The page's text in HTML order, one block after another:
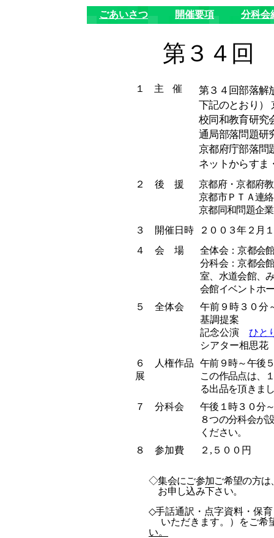
ごあいさつ 開催要項 分科会
第３４
１ 主 催
第３４回部落解
下記のとおり）
校同和教育研究
通局部落問題研
京都府庁部落問
ネットからすま
２ 後 援
京都府・京都府
京都市ＰＴＡ連
京都同和問題企
３ 開催日時
２００３年２月
４ 会 場
全体会：京都会
分科会：京都会
室、水道会館、
会館イベントホ
５ 全体会
午前９時３０分
基調提案
記念公演 ひと
シアター相思花
６ 人権作品
展
午前９時～午後
この作品点は、
る出品を頂きま
７ 分科会
午後１時３０分
８つの分科会が
ください。
８ 参加費
２,５００円
◇集会にご参加ご希望の方は
お申し込み下さい。
◇手話通訳・点字資料・保
いただきます。）をご希
い。